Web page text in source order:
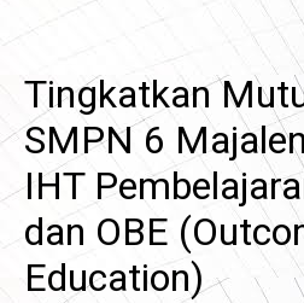
Tingkatkan
SMPN 6
IHT
dan OBE
Education)